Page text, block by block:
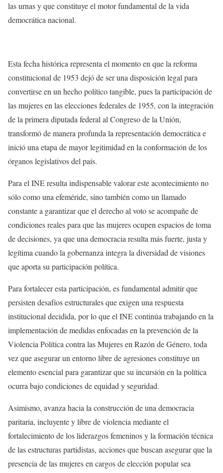
las urnas y que constituye el motor fundamental de la vida
democrática nacional.
Esta fecha histórica representa el momento en que la reforma
constitucional de 1953 dejó de ser una disposición legal para
convertirse en un hecho político tangible, pues la participación de
las mujeres en las elecciones federales de 1955, con la integración
de la primera diputada federal al Congreso de la Unión,
transformó de manera profunda la representación democrática e
inició una etapa de mayor legitimidad en la conformación de los
órganos legislativos del país.
Para el INE resulta indispensable valorar este acontecimiento no
sólo como una efeméride, sino también como un llamado
constante a garantizar que el derecho al voto se acompañe de
condiciones reales para que las mujeres ocupen espacios de toma
de decisiones, ya que una democracia resulta más fuerte, justa y
legítima cuando la gobernanza integra la diversidad de visiones
que aporta su participación política.
Para fortalecer esta participación, es fundamental admitir que
persisten desafíos estructurales que exigen una respuesta
institucional decidida, por lo que el INE continúa trabajando en la
implementación de medidas enfocadas en la prevención de la
Violencia Política contra las Mujeres en Razón de Género, toda
vez que asegurar un entorno libre de agresiones constituye un
elemento esencial para garantizar que su incursión en la política
ocurra bajo condiciones de equidad y seguridad.
Asimismo, avanza hacia la construcción de una democracia
paritaria, incluyente y libre de violencia mediante el
fortalecimiento de los liderazgos femeninos y la formación técnica
de las estructuras partidistas, acciones que buscan asegurar que la
presencia de las mujeres en cargos de elección popular sea